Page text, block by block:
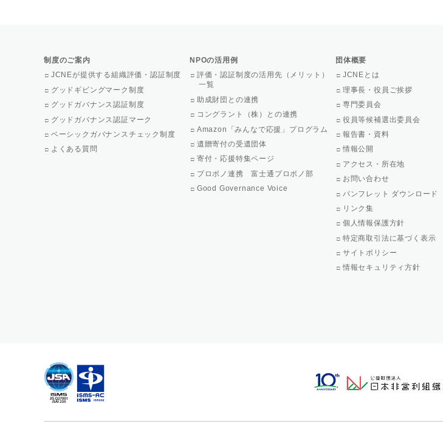
制度のご案内
JCNEが提供する組織評価・認証制度
グッドギビングマーク制度
グッドガバナンス認証制度
グッドガバナンス認証マーク
ベーシックガバナンスチェック制度
よくある質問
NPOの活用例
評価・認証制度の活用先（メリット）
一覧
助成財団との連携
コングラント（株）との連携
Amazon「みんなで応援」プログラム
遺贈寄付の受遺団体
寄付・応援特集ページ
プロボノ連携 富士通プロボノ部
Good Governance Voice
団体概要
JCNEとは
理事長・役員ご挨拶
専門委員会
役員等候補選出委員会
報告書・資料
情報公開
アクセス・所在地
お問い合わせ
パンフレット ダウンロード
リンク集
個人情報保護方針
特定商取引法に基づく表示
サイトポリシー
情報セキュリティ方針